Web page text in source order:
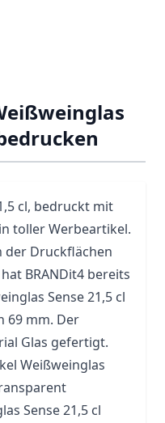
cl, bedruckt mit
toller Werbeartikel.
der Druckflächen
BRANDit4 bereits
Sense 21,5 cl
69 mm. Der
Glas gefertigt.
Weißweinglas
Sense 21,5 cl